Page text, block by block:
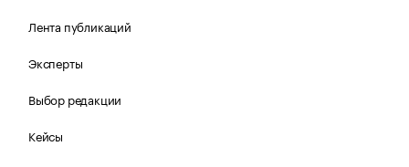
Лента публикаций
Эксперты
Выбор редакции
Кейсы